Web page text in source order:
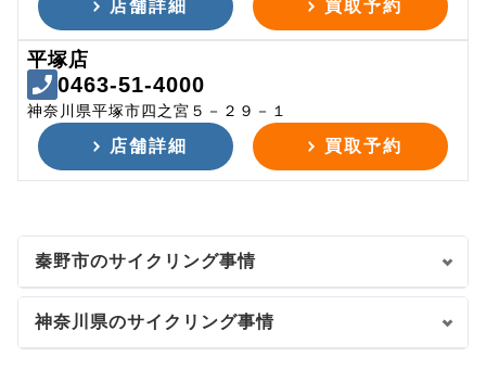
店舗詳細 買取予約
平塚店
0463-51-4000
神奈川県平塚市四之宮５－２９－１
店舗詳細 買取予約
秦野市のサイクリング事情
神奈川県のサイクリング事情